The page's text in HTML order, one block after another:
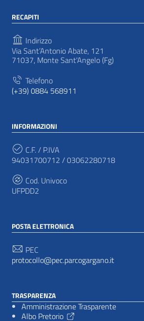
RECAPITI
Indirizzo
Via Sant’Antonio Abate, 121
71037, Monte Sant'Angelo (Fg)
Telefono
(+39) 0884 568911
INFORMAZIONI
C.F. / P.IVA
94031700712 / 03062280718
Cod. Univoco
UFPDD2
POSTA ELETTRONICA
PEC
protocollo@pec.parcogargano.it
TRASPARENZA
Amministrazione Trasparente
Albo Pretorio